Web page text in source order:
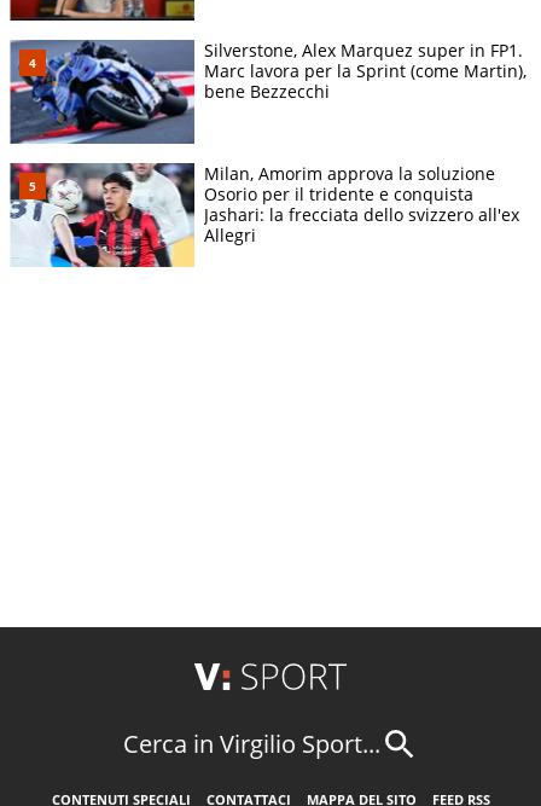
Silverstone, Alex Marquez super in FP1.
Marc lavora per la Sprint (come Martin),
bene Bezzecchi
Milan, Amorim approva la soluzione
Osorio per il tridente e conquista
Jashari: la frecciata dello svizzero all'ex
Allegri
Cerca in Virgilio Sport...
CONTENUTI SPECIALI CONTATTACI MAPPA DEL SITO FEED RSS